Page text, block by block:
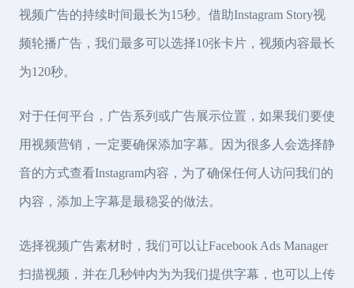
视频广告的持续时间最长为15秒。借助Instagram Story视
频轮播广告，我们最多可以选择10张卡片，视频内容最长
为120秒。
对于任何平台，广告系列或广告展示位置，如果我们要使
用视频营销，一定要确保添加字幕。因为很多人会选择静
音的方式查看Instagram内容，为了确保任何人访问我们的
内容，添加上字幕是最稳妥的做法。
选择视频广告素材时，我们可以让Facebook Ads Manager
扫描视频，并在几秒钟内为为我们提供字幕，也可以上传